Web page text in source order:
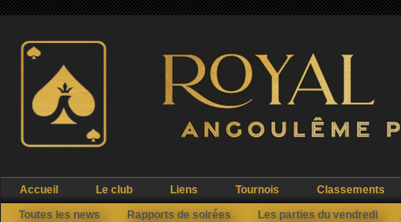
Accueil Le club Liens Tournois
Classements
Toutes les news
Rapports de soirées
Les parties du vendredi